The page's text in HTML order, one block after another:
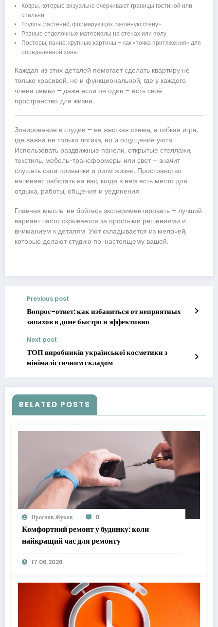
Ковры, которые визуально очерчивают границы гостиной или
спальни.
Группы растений, формирующих «зелёную стену».
Разные отделочные материалы на стенах или полу.
Постеры, панно, крупные картины – как «точка притяжения» для
определённой зоны.
Каждая из этих деталей помогает сделать квартиру не
только красивой, но и функциональной, где у каждого
члена семьи – даже если он один – есть своё
пространство для жизни.
Зонирование в студии – не жесткая схема, а гибкая игра,
где важна не только логика, но и ощущение уюта.
Использовать раздвижные панели, открытые стеллажи,
текстиль, мебель-трансформеры или свет – значит
слушать свои привычки и ритм жизни. Пространство
начинает работать на вас, когда в нем есть место для
отдыха, работы, общения и уединения.
Главная мысль: не бойтесь экспериментировать – лучший
вариант часто скрывается за простыми решениями и
вниманием к деталям. Уют складывается из мелочей,
которые делают студию по-настоящему вашей.
Previous post
Вопрос-ответ: как избавиться от неприятных
запахов в доме быстро и эффективно
Next post
ТОП виробників української косметики з
мінімалістичним складом
RELATED POSTS
Ярослав Жуков 0
Комфортний ремонт у будинку: коли
найкращий час для ремонту
17.06.2026